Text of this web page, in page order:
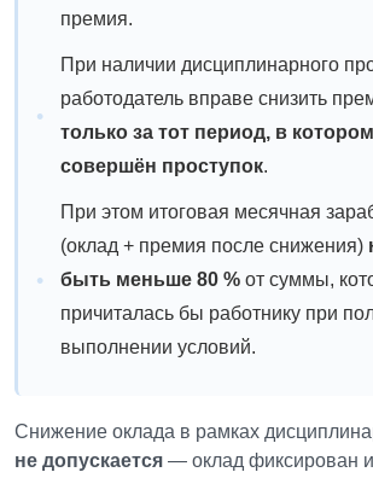
премия.
При наличии дисциплинарного
работодатель вправе снизить
только за тот период, в
совершён проступок.
При этом итоговая месячная
(оклад + премия после снижения)
быть меньше 80 % от суммы,
причиталась бы работнику при
выполнении условий.
Снижение оклада в рамках
не допускается — оклад фиксирован